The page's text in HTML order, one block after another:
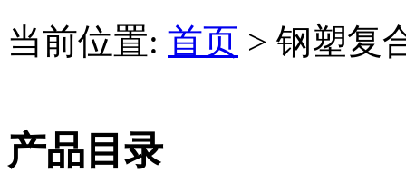
当前位置: 首页 > 钢塑复
产品目录